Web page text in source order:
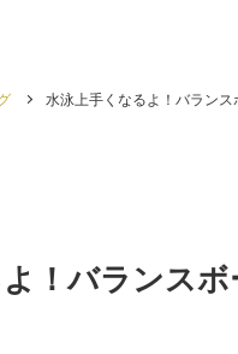
水泳上手くなるよ！バランス
！バランスボ